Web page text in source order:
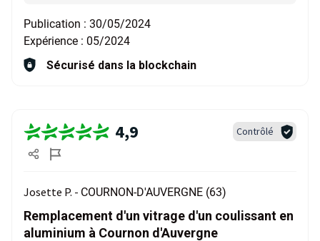
Publication : 30/05/2024
Expérience : 05/2024
Sécurisé dans la blockchain
4,9 Contrôlé
Josette P. - COURNON-D'AUVERGNE (63)
Remplacement d'un vitrage d'un coulissant en
aluminium à Cournon d'Auvergne